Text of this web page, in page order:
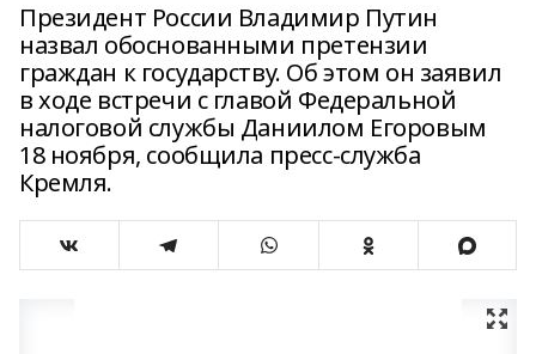
Президент России Владимир Путин
назвал обоснованными претензии
граждан к государству. Об этом он заявил
в ходе встречи с главой Федеральной
налоговой службы Даниилом Егоровым
18 ноября, сообщила пресс-служба
Кремля.